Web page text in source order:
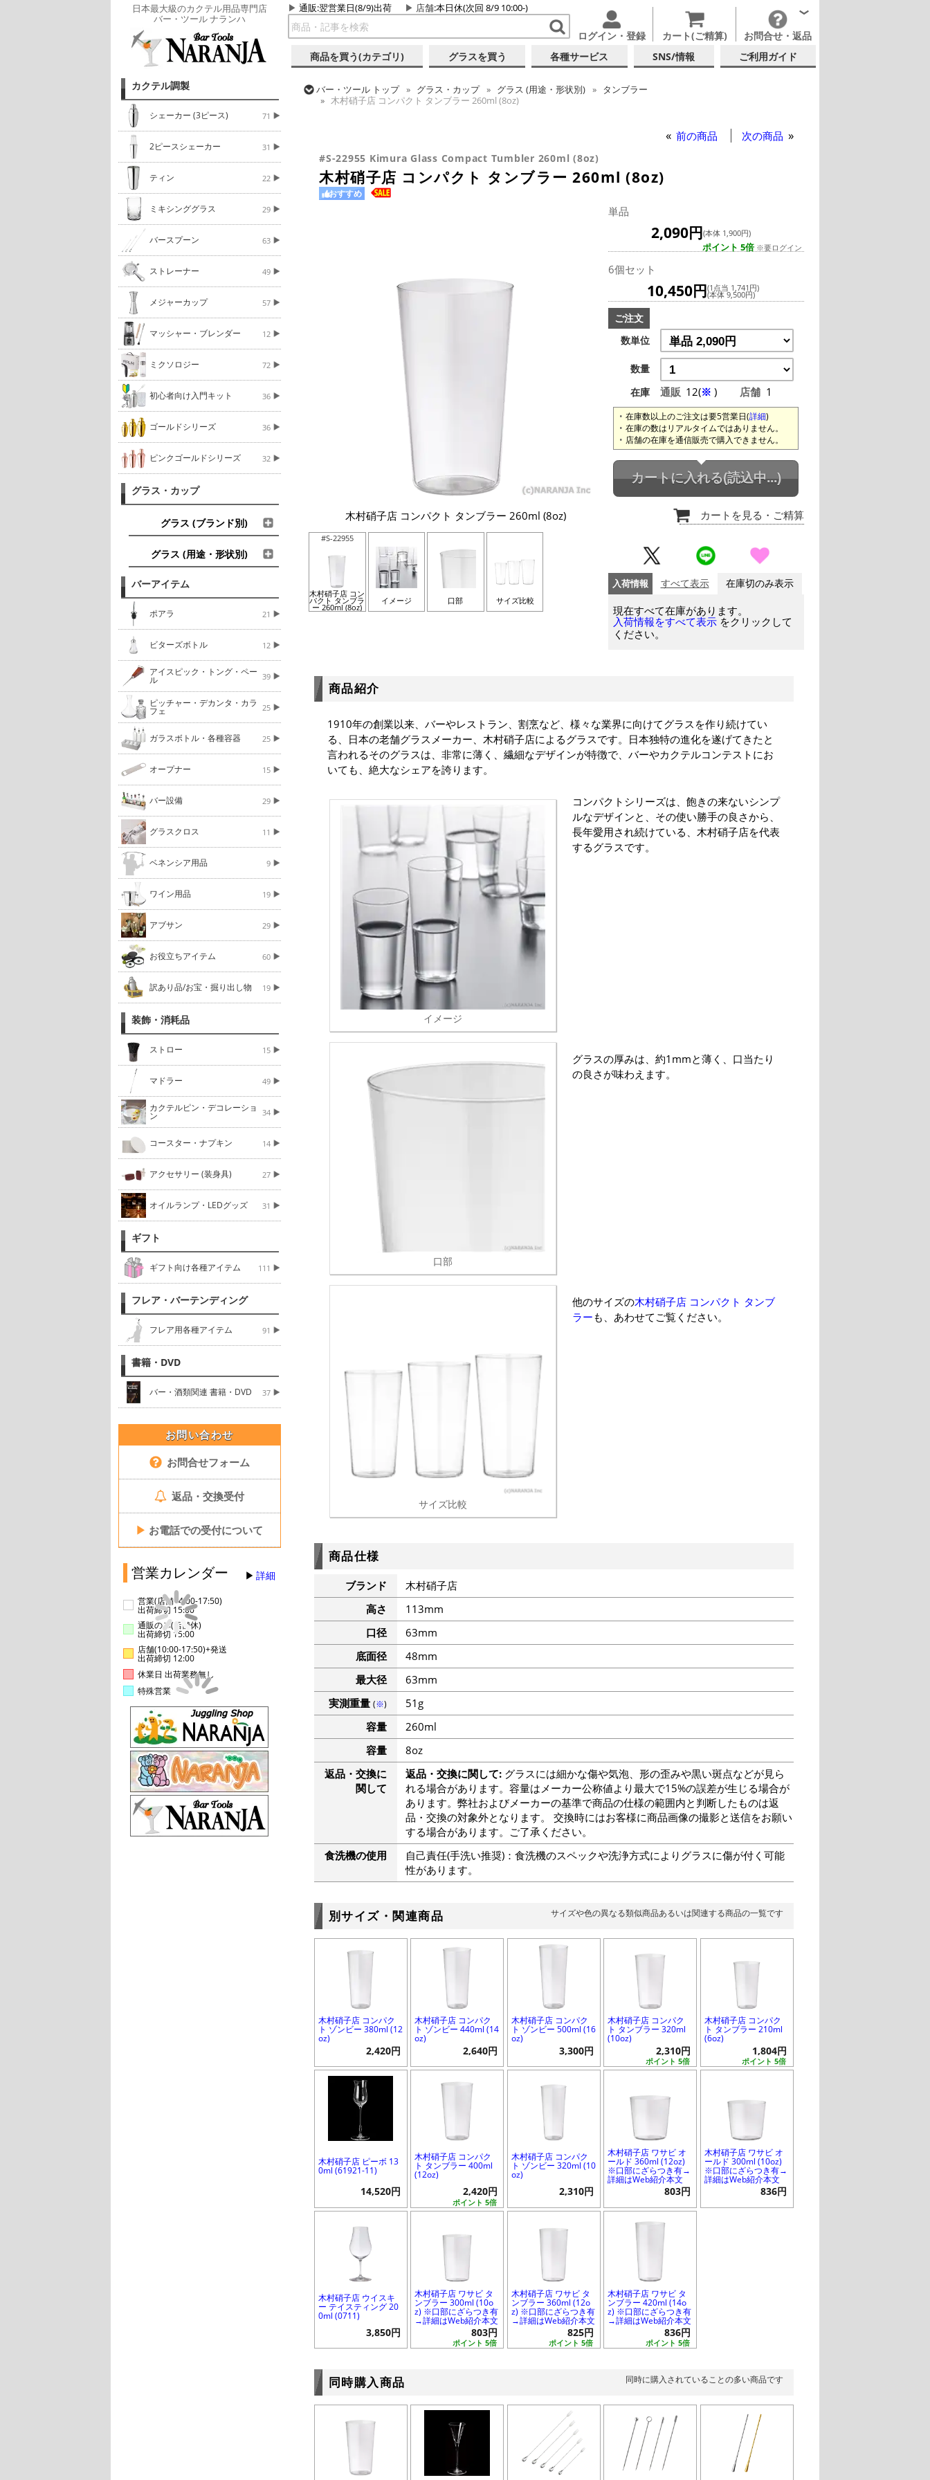
日本最大級のカクテル用品専門店
バー・ツール ナランハ
通販:翌営業日(8/9)出荷 店舗:本日休(次回 8/9 10:00-)
ログイン・登録 カート(ご精算) お問合せ・返品
商品を買う(カテゴリ) グラスを買う 各種サービス SNS/情報 ご利用ガイド
カクテル調製
シェーカー (3ピース) 71
2ピースシェーカー 31
ティン 22
ミキシンググラス 29
バースプーン 63
ストレーナー 49
メジャーカップ 57
マッシャー・ブレンダー 12
ミクソロジー 72
初心者向け入門キット 36
ゴールドシリーズ 36
ピンクゴールドシリーズ 32
グラス・カップ
グラス (ブランド別)
グラス (用途・形状別)
バーアイテム
ポアラ 21
ビターズボトル 12
アイスピック・トング・ペー
ル 39
ピッチャー・デカンタ・カラ
フェ 25
ガラスボトル・各種容器 25
オープナー 15
バー設備 29
グラスクロス 11
ベネンシア用品 9
ワイン用品 19
アブサン 29
お役立ちアイテム 60
訳あり品/お宝・掘り出し物 19
装飾・消耗品
ストロー 15
マドラー 49
カクテルピン・デコレーショ
ン 34
コースター・ナプキン 14
アクセサリー (装身具) 27
オイルランプ・LEDグッズ 31
ギフト
ギフト向け各種アイテム 111
フレア・バーテンディング
フレア用各種アイテム 91
書籍・DVD
バー・酒類関連 書籍・DVD 37
お問い合わせ
お問合せフォーム
返品・交換受付
▶ お電話での受付について
営業カレンダー 詳細
営業(店舗14:00-17:50)
出荷締切 15:00
通販のみ(店舗休)
出荷締切 15:00
店舗(10:00-17:50)+発送
出荷締切 12:00
休業日 出荷業務無し
特殊営業
バー・ツール トップ グラス・カップ グラス (用途・形状別)
タンブラー
木村硝子店 コンパクト タンブラー 260ml (8oz)
前の商品 次の商品
#S-22955 Kimura Glass Compact Tumbler 260ml (8oz)
木村硝子店 コンパクト タンブラー 260ml (8oz)
おすすめ
木村硝子店 コンパクト タンブラー 260ml (8oz)
#S-22955
木村硝子店 コン
パクト タンブラ
ー 260ml (8oz)
イメージ 口部 サイズ比較
単品
2,090円(本体 1,900円)
ポイント 5倍 ※要ログイン
6個セット
10,450円(1点当 1,741円)
(本体 9,500円)
ご注文
数単位
数量
在庫
通販 12(※ ) 店舗 1
在庫数以上のご注文は要5営業日(詳細)
在庫の数はリアルタイムではありません。
店舗の在庫を通信販売で購入できません。
カートに入れる(読込中...)
カートを見る ・ご精算
入荷情報 すべて表示 在庫切のみ表示
現在すべて在庫があります。
入荷情報をすべて表示 をクリックして
ください。
商品紹介
1910年の創業以来、バーやレストラン、割烹など、様々な業界に向けてグラスを作り続けてい
る、日本の老舗グラスメーカー、木村硝子店によるグラスです。日本独特の進化を遂げてきたと
言われるそのグラスは、非常に薄く、繊細なデザインが特徴で、バーやカクテルコンテストにお
いても、絶大なシェアを誇ります。
イメージ
コンパクトシリーズは、飽きの来ないシンプ
ルなデザインと、その使い勝手の良さから、
長年愛用され続けている、木村硝子店を代表
するグラスです。
口部
グラスの厚みは、約1mmと薄く、口当たり
の良さが味わえます。
サイズ比較
他のサイズの木村硝子店 コンパクト タンブ
ラーも、あわせてご覧ください。
商品仕様
ブランド
木村硝子店
高さ
113mm
口径
63mm
底面径
48mm
最大径
63mm
実測重量 (※)
51g
容量
260ml
容量
8oz
返品・交換に
関して
返品・交換に関して:グラスには細かな傷や気泡、形の歪みや黒い斑点などが見ら
れる場合があります。容量はメーカー公称値より最大で15%の誤差が生じる場合が
あります。弊社およびメーカーの基準で商品の仕様の範囲内と判断したものは返
品・交換の対象外となります。 交換時にはお客様に商品画像の撮影と送信をお願い
する場合があります。ご了承ください。
食洗機の使用
自己責任(手洗い推奨)：食洗機のスペックや洗浄方式によりグラスに傷が付く可能
性があります。
別サイズ・関連商品 サイズや色の異なる類似商品あるいは関連する商品の一覧です
木村硝子店 コンパク
ト ゾンビー 380ml (12
oz)
2,420円
木村硝子店 コンパク
ト ゾンビー 440ml (14
oz)
2,640円
木村硝子店 コンパク
ト ゾンビー 500ml (16
oz)
3,300円
木村硝子店 コンパク
ト タンブラー 320ml
(10oz)
ポイント 5倍
2,310円
木村硝子店 コンパク
ト タンブラー 210ml
(6oz)
ポイント 5倍
1,804円
木村硝子店 ピーボ 13
0ml (61921-11)
14,520円
木村硝子店 コンパク
ト タンブラー 400ml
(12oz)
ポイント 5倍
2,420円
木村硝子店 コンパク
ト ゾンビー 320ml (10
oz)
2,310円
木村硝子店 ワサビ オ
ールド 360ml (12oz)
※口部にざらつき有→
詳細はWeb紹介本文
803円
木村硝子店 ワサビ オ
ールド 300ml (10oz)
※口部にざらつき有→
詳細はWeb紹介本文
836円
木村硝子店 ウイスキ
ー テイスティング 20
0ml (0711)
3,850円
木村硝子店 ワサビ タ
ンブラー 300ml (10o
z) ※口部にざらつき有
→詳細はWeb紹介本文
ポイント 5倍
803円
木村硝子店 ワサビ タ
ンブラー 360ml (12o
z) ※口部にざらつき有
→詳細はWeb紹介本文
ポイント 5倍
825円
木村硝子店 ワサビ タ
ンブラー 420ml (14o
z) ※口部にざらつき有
→詳細はWeb紹介本文
ポイント 5倍
836円
同時購入商品 同時に購入されていることの多い商品です